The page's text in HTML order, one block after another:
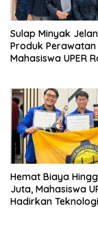
Sulap Minyak
Produk Perawatan
Mahasiswa UPER
Hemat Biaya
Juta, Mahasiswa
Hadirkan Teknologi